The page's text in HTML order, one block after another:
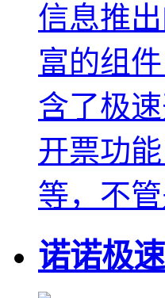
信息推
富的组
含了极
开票功
等，不
诺诺极